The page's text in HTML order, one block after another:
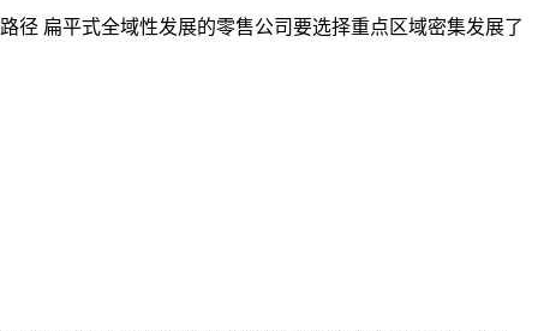
径 扁平式全域性发展的零售公司要选择重点区域密集发展了